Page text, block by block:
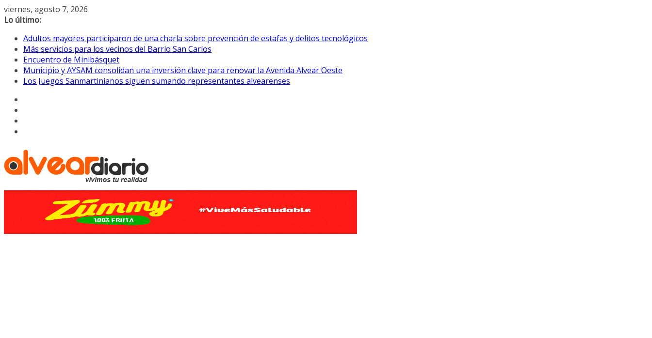
Saltar
al
viernes, agosto 7, 2026
Lo último:
Adultos mayores participaron de una charla sobre prevención de estafas y delitos tecnológicos
Más servicios para los vecinos del Barrio San Carlos
Encuentro de Minibásquet
Municipio y AYSAM consolidan una inversión clave para renovar la Avenida Alvear Oeste
Los Juegos Sanmartinianos siguen sumando representantes alvearenses